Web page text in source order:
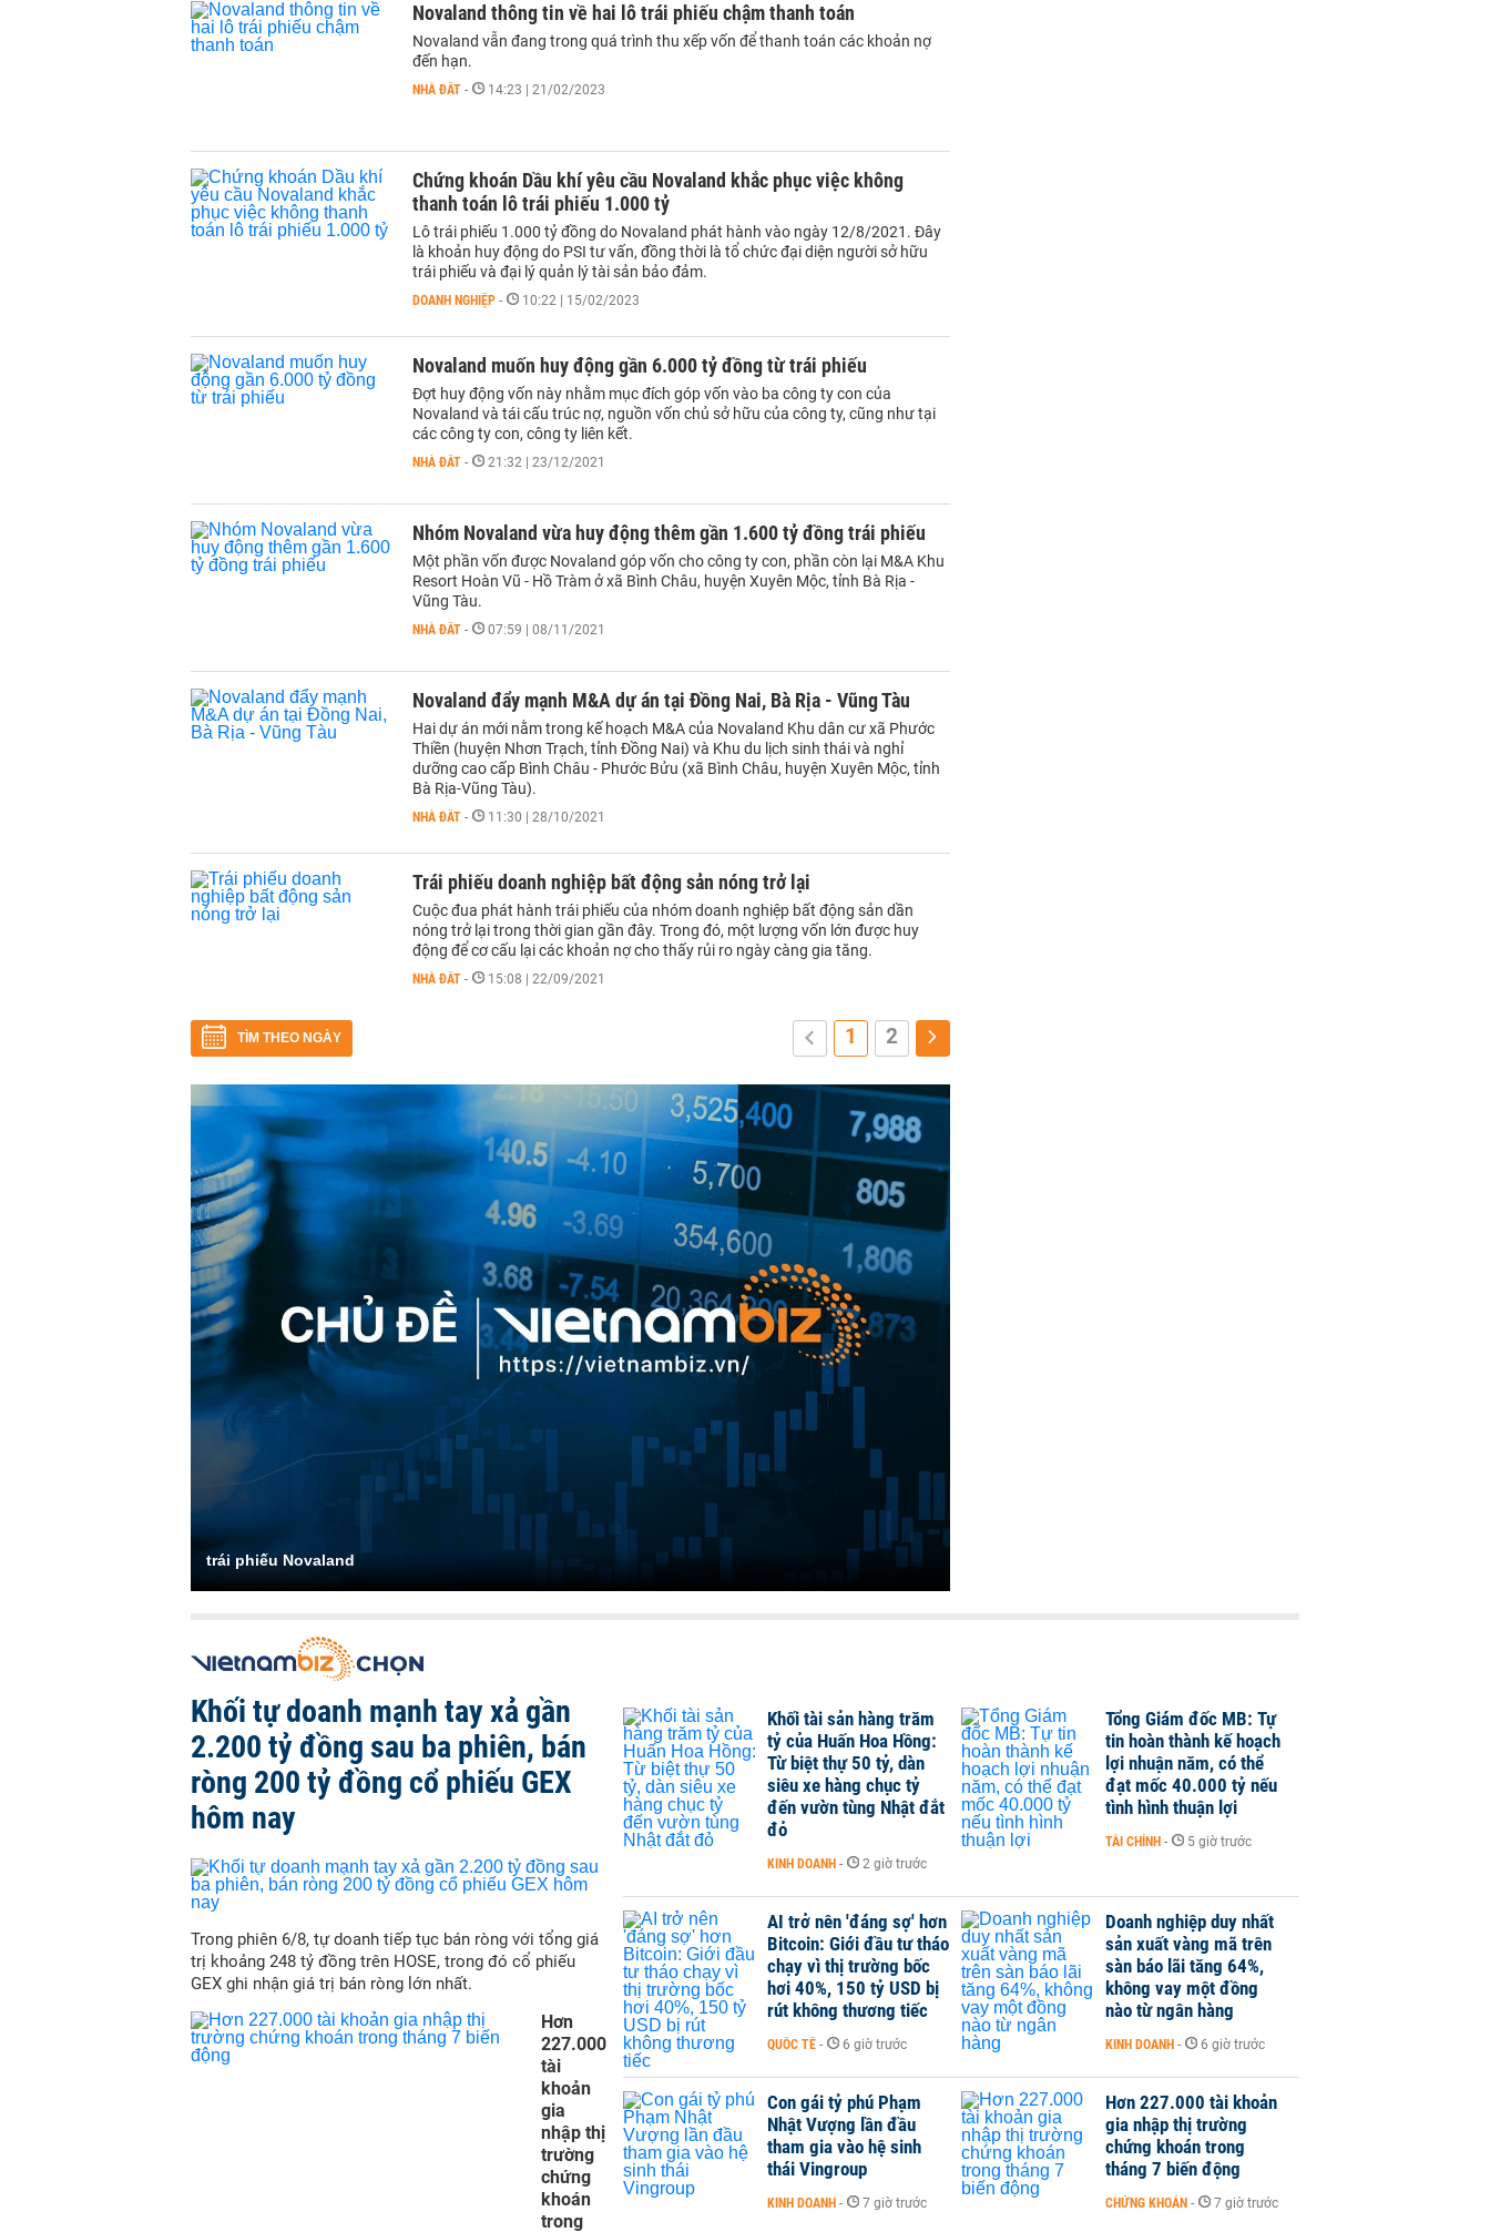
Novaland thông tin về hai lô trái phiếu chậm thanh toán
Novaland vẫn đang trong quá trình thu xếp vốn để thanh toán các khoản nợ
đến hạn.
NHÀ ĐẤT - 14:23 | 21/02/2023
Chứng khoán Dầu khí yêu cầu Novaland khắc phục việc không
thanh toán lô trái phiếu 1.000 tỷ
Lô trái phiếu 1.000 tỷ đồng do Novaland phát hành vào ngày 12/8/2021. Đây
là khoản huy động do PSI tư vấn, đồng thời là tổ chức đại diện người sở hữu
trái phiếu và đại lý quản lý tài sản bảo đảm.
DOANH NGHIỆP - 10:22 | 15/02/2023
Novaland muốn huy động gần 6.000 tỷ đồng từ trái phiếu
Đợt huy động vốn này nhằm mục đích góp vốn vào ba công ty con của
Novaland và tái cấu trúc nợ, nguồn vốn chủ sở hữu của công ty, cũng như tại
các công ty con, công ty liên kết.
NHÀ ĐẤT - 21:32 | 23/12/2021
Nhóm Novaland vừa huy động thêm gần 1.600 tỷ đồng trái phiếu
Một phần vốn được Novaland góp vốn cho công ty con, phần còn lại M&A Khu
Resort Hoàn Vũ - Hồ Tràm ở xã Bình Châu, huyện Xuyên Mộc, tỉnh Bà Rịa -
Vũng Tàu.
NHÀ ĐẤT - 07:59 | 08/11/2021
Novaland đẩy mạnh M&A dự án tại Đồng Nai, Bà Rịa - Vũng Tàu
Hai dự án mới nằm trong kế hoạch M&A của Novaland Khu dân cư xã Phước
Thiền (huyện Nhơn Trạch, tỉnh Đồng Nai) và Khu du lịch sinh thái và nghỉ
dưỡng cao cấp Bình Châu - Phước Bửu (xã Bình Châu, huyện Xuyên Mộc, tỉnh
Bà Rịa-Vũng Tàu).
NHÀ ĐẤT - 11:30 | 28/10/2021
Trái phiếu doanh nghiệp bất động sản nóng trở lại
Cuộc đua phát hành trái phiếu của nhóm doanh nghiệp bất động sản dần
nóng trở lại trong thời gian gần đây. Trong đó, một lượng vốn lớn được huy
động để cơ cấu lại các khoản nợ cho thấy rủi ro ngày càng gia tăng.
NHÀ ĐẤT - 15:08 | 22/09/2021
TÌM THEO NGÀY 1 2
trái phiếu Novaland
Khối tự doanh mạnh tay xả gần
2.200 tỷ đồng sau ba phiên, bán
ròng 200 tỷ đồng cổ phiếu GEX
hôm nay
Trong phiên 6/8, tự doanh tiếp tục bán ròng với tổng giá
trị khoảng 248 tỷ đồng trên HOSE, trong đó cổ phiếu
GEX ghi nhận giá trị bán ròng lớn nhất.
Hơn
227.000
tài
khoản
gia
nhập thị
trường
chứng
khoán
trong
Khối tài sản hàng trăm
tỷ của Huấn Hoa Hồng:
Từ biệt thự 50 tỷ, dàn
siêu xe hàng chục tỷ
đến vườn tùng Nhật đắt
đỏ
KINH DOANH - 2 giờ trước
Tổng Giám đốc MB: Tự
tin hoàn thành kế hoạch
lợi nhuận năm, có thể
đạt mốc 40.000 tỷ nếu
tình hình thuận lợi
TÀI CHÍNH - 5 giờ trước
AI trở nên 'đáng sợ' hơn
Bitcoin: Giới đầu tư tháo
chạy vì thị trường bốc
hơi 40%, 150 tỷ USD bị
rút không thương tiếc
QUỐC TẾ - 6 giờ trước
Doanh nghiệp duy nhất
sản xuất vàng mã trên
sàn báo lãi tăng 64%,
không vay một đồng
nào từ ngân hàng
KINH DOANH - 6 giờ trước
Con gái tỷ phú Phạm
Nhật Vượng lần đầu
tham gia vào hệ sinh
thái Vingroup
KINH DOANH - 7 giờ trước
Hơn 227.000 tài khoản
gia nhập thị trường
chứng khoán trong
tháng 7 biến động
CHỨNG KHOÁN - 7 giờ trước